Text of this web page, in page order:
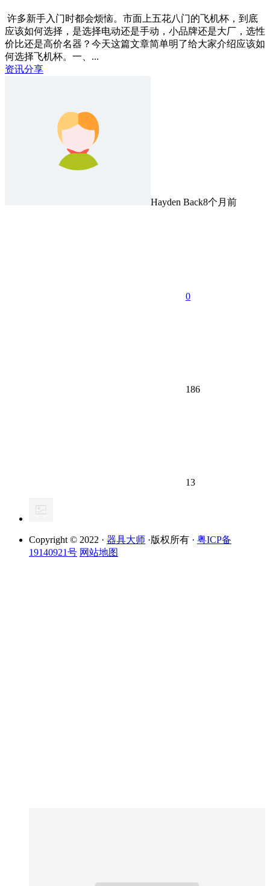
许多新手入门时都会烦恼。市面上五花八门的飞机杯，到底
应该如何选择，是选择电动还是手动，小品牌还是大厂，选性
价比还是高价名器？今天这篇文章简单明了给大家介绍应该如
何选择飞机杯。一、...
资讯分享
Hayden Back8个月前
0
186
13
Copyright © 2022 · 器具大师 ·版权所有 · 粤ICP备
19140921号 网站地图